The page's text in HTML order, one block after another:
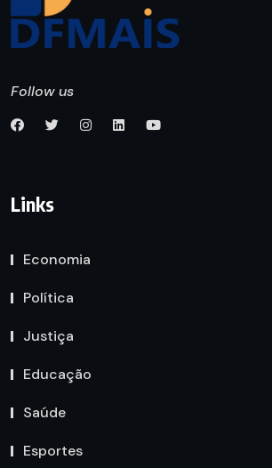
Follow us
Links
Economia
Política
Justiça
Educação
Saúde
Esportes